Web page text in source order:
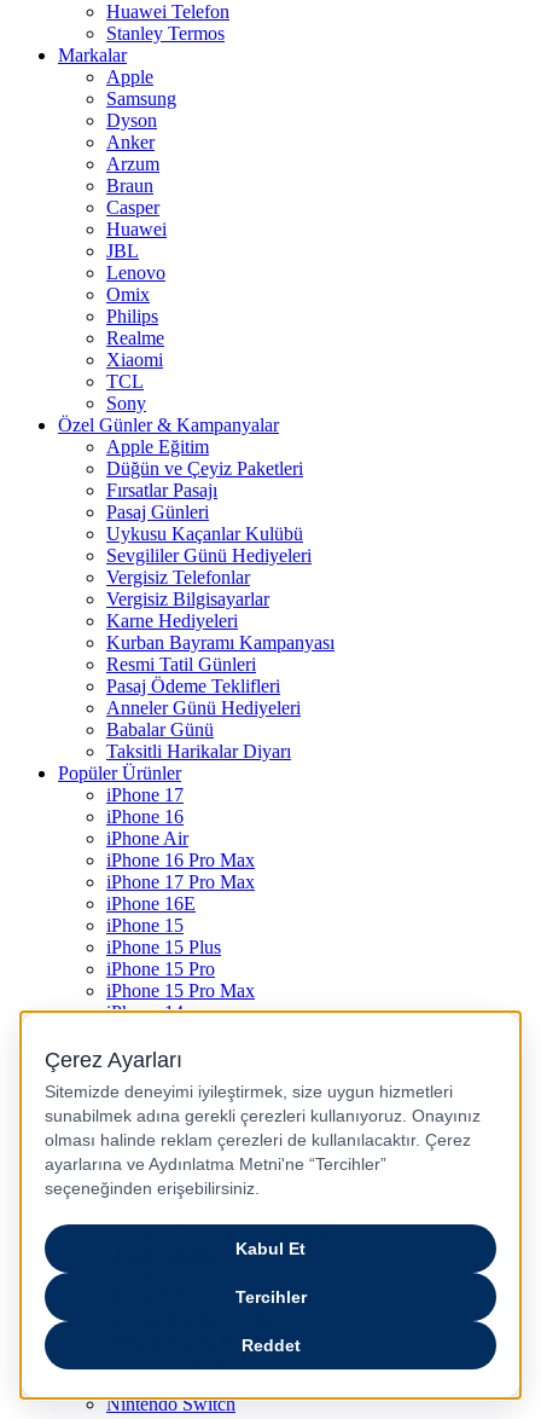
Huawei Telefon
Stanley Termos
Markalar
Apple
Samsung
Dyson
Anker
Arzum
Braun
Casper
Huawei
JBL
Lenovo
Omix
Philips
Realme
Xiaomi
TCL
Sony
Özel Günler & Kampanyalar
Apple Eğitim
Düğün ve Çeyiz Paketleri
Fırsatlar Pasajı
Pasaj Günleri
Uykusu Kaçanlar Kulübü
Sevgililer Günü Hediyeleri
Vergisiz Telefonlar
Vergisiz Bilgisayarlar
Karne Hediyeleri
Kurban Bayramı Kampanyası
Resmi Tatil Günleri
Pasaj Ödeme Teklifleri
Anneler Günü Hediyeleri
Babalar Günü
Taksitli Harikalar Diyarı
Popüler Ürünler
iPhone 17
iPhone 16
iPhone Air
iPhone 16 Pro Max
iPhone 17 Pro Max
iPhone 16E
iPhone 15
iPhone 15 Plus
iPhone 15 Pro
iPhone 15 Pro Max
iPhone 14
iPhone 14 Pro
iPhone 14 Pro Max
iPhone 13
iPhone 12
iPhone 11
iPhone SE
Dyson Airwrap
Dyson V15 Detect Submarine
Samsung Galaxy S25 Ultra
Nintendo Switch